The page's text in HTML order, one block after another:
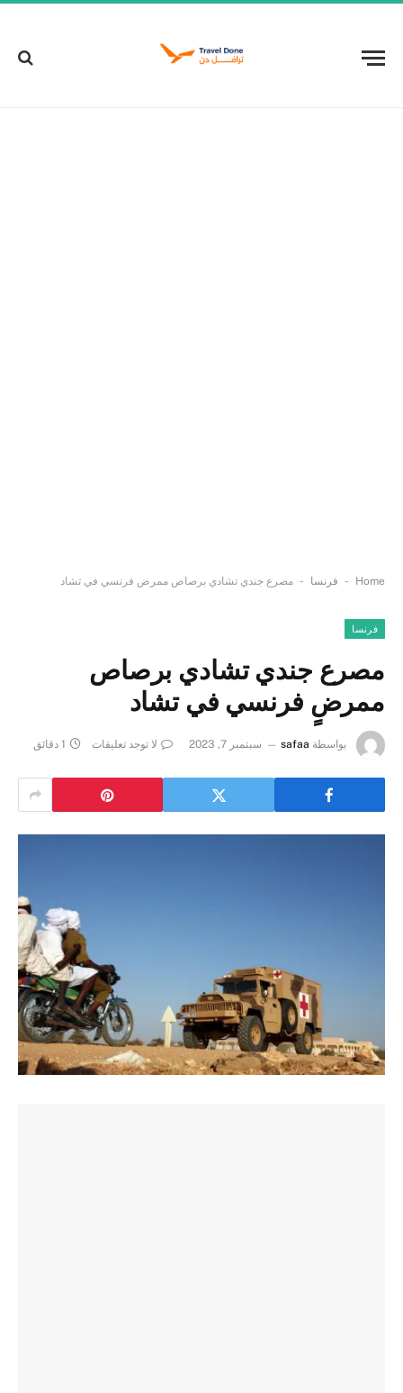
Home
- فرنسا - مصرع جندي تشادي برصاص ممرضٍ فرنسي في تشاد
فرنسا
مصرع جندي تشادي برصاص
ممرضٍ فرنسي في تشاد
بواسطة safaa سبتمبر 7, 2023 لا توجد تعليقات 1 دقائق